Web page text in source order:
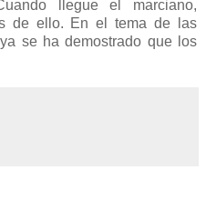
llegue el marciano,
de ello. En el tema de las
se ha demostrado que los